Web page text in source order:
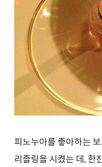
피노누아를 좋아하는
리즐링을 시켰는 데, 한